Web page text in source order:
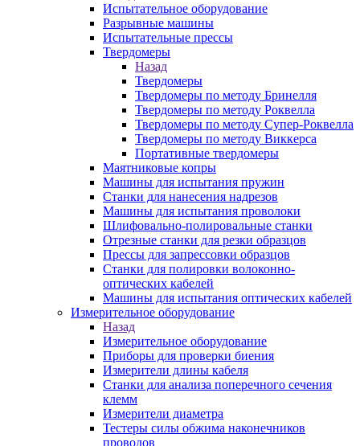
Испытательное оборудование
Разрывные машины
Испытательные прессы
Твердомеры
Назад
Твердомеры
Твердомеры по методу Бринелля
Твердомеры по методу Роквелла
Твердомеры по методу Супер-Роквелла
Твердомеры по методу Виккерса
Портативные твердомеры
Маятниковые копры
Машины для испытания пружин
Станки для нанесения надрезов
Машины для испытания проволоки
Шлифовально-полировальные станки
Отрезные станки для резки образцов
Прессы для запрессовки образцов
Станки для полировки волоконно-
оптических кабелей
Машины для испытания оптических кабелей
Измерительное оборудование
Назад
Измерительное оборудование
Приборы для проверки биения
Измерители длины кабеля
Станки для анализа поперечного сечения
клемм
Измерители диаметра
Тестеры силы обжима наконечников
проводов